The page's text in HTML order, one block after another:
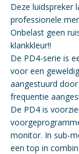
Deze luidspreker
professionele
Onbelast geen
klankkleur!!
De PD4-serie is
voor een
aangestuurd
frequentie
De PD4 is
monitor. In sub-
een top in